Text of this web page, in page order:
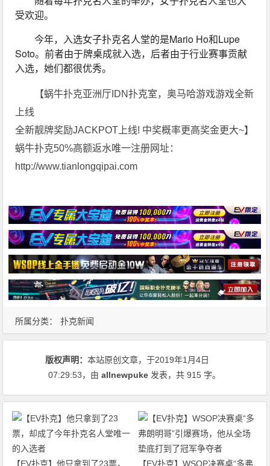
受欢迎。
今年，入选女子扑克名人堂的是Mario Ho和Lupe
Soto。前者由于牌桌成就入选，后者由于行业赛事贡献
入选，她们都很优秀。
【蜗牛扑克亚洲厅IDN扑克室，奥马哈游戏游戏全新
上线
全新靓牌奖励JACKPOT上线! 中奖概率更高奖金更大~】
蜗牛扑克50%高额返水唯一注册网址：
http://www.tianlongqipai.com
所属分类： 扑克新闻
版权声明：本站原创文章，于2019年1月4日
07:29:53，由allnewpuke 发表，共 915 字。
【EV扑克】他只拿到了23票，
【EV扑克】WSOP决赛桌“多弗